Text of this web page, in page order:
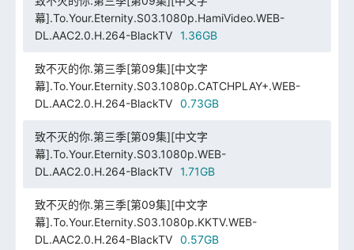
幕].To.Your.Eternity.S03.1080p.HamiVideo.WEB-
DL.AAC2.0.H.264-BlackTV
1.36GB
致不灭的你.第三季[第09集][中文字
幕].To.Your.Eternity.S03.1080p.CATCHPLAY+.WEB-
DL.AAC2.0.H.264-BlackTV
0.73GB
致不灭的你.第三季[第09集][中文字
幕].To.Your.Eternity.S03.1080p.WEB-
DL.AAC2.0.H.264-BlackTV
1.71GB
致不灭的你.第三季[第09集][中文字
幕].To.Your.Eternity.S03.1080p.KKTV.WEB-
DL.AAC2.0.H.264-BlackTV
0.57GB